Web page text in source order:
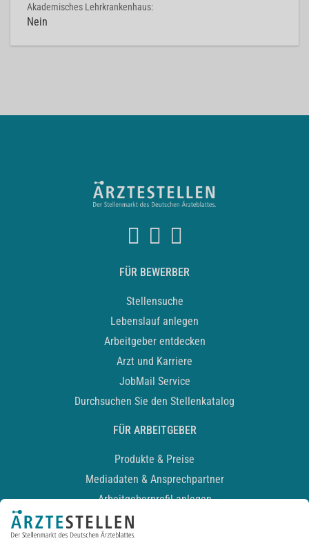
Akademisches Lehrkrankenhaus:
Nein
FÜR BEWERBER
Stellensuche
Lebenslauf anlegen
Arbeitgeber entdecken
Arzt und Karriere
JobMail Service
Durchsuchen Sie den Stellenkatalog
FÜR ARBEITGEBER
Produkte & Preise
Mediadaten & Ansprechpartner
Arbeitgeberprofil anlegen
Recruiting-Podcast